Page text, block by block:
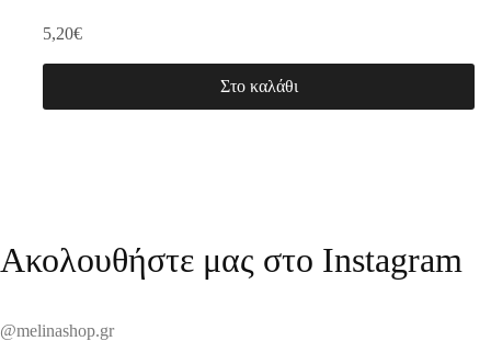
5,20€
Στο καλάθι
Ακολουθήστε μας στο Instagram
@melinashop.gr